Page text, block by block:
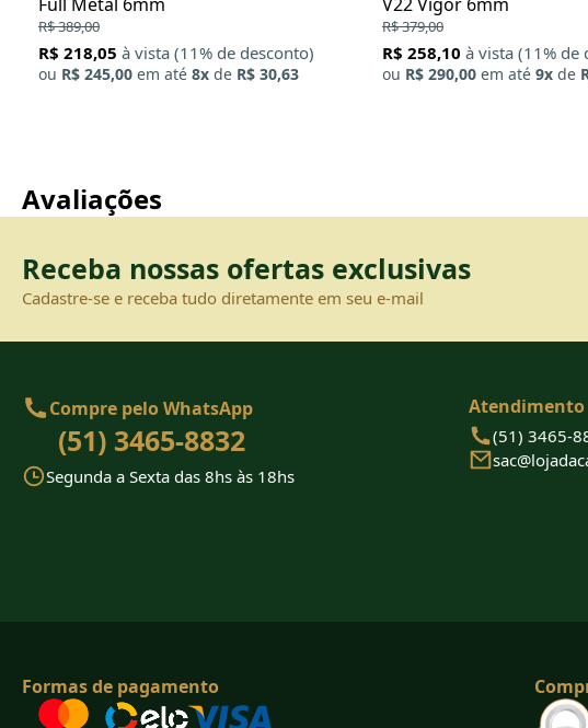
R$ 389,00
R$ 218,05 à vista (11% de desconto)
ou R$ 245,00 em até 8x de R$ 30,63
R$ 379,00
R$ 258,10 à vista (11% de
ou R$ 290,00 em até 9x de
Avaliações
Receba nossas ofertas exclusivas
Cadastre-se e receba tudo diretamente em seu e-mail
Compre pelo WhatsApp
(51) 3465-8832
Segunda a Sexta das 8hs às 18hs
Atendimento
(51) 3465-
Formas de pagamento